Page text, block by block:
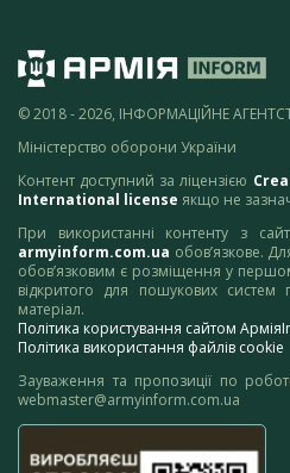
© 2018 - 2026, ІНФОРМАЦІЙНЕ
Міністерство оборони України
Контент доступний за ліцензією
International license якщо не
При використанні контенту з
armyinform.com.ua обов’язкове.
обов’язковим є розміщення у
відкритого для пошукових систем
матеріал.
Політика користування сайтом
Політика використання файлів cookie
Зауваження та пропозиції по
webmaster@armyinform.com.ua